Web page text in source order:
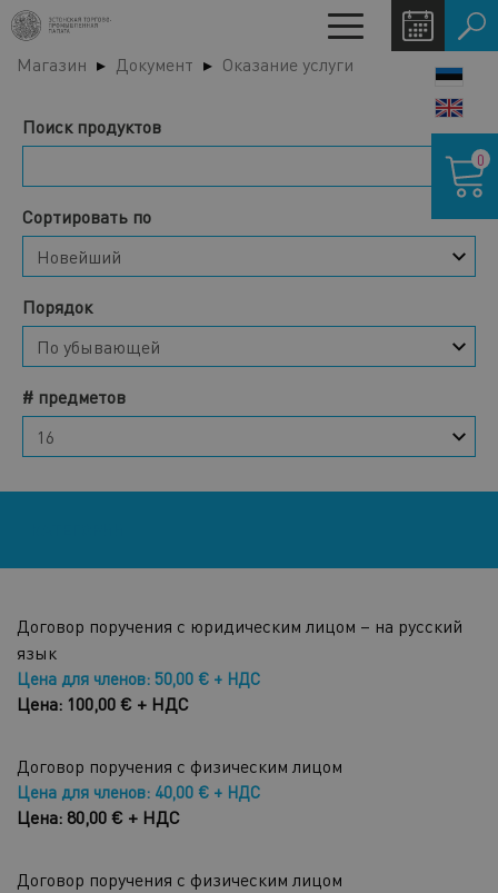
Перейти
основному
Toggle
navigation
Магазин Документ Оказание услуги
Поиск продуктов
Сортировать по
Порядок
# предметов
Договор поручения с юридическим лицом – на русский
язык
Цена для членов: 50,00 € + НДС
Цена: 100,00 € + НДС
Договор поручения с физическим лицом
Цена для членов: 40,00 € + НДС
Цена: 80,00 € + НДС
Договор поручения с физическим лицом
Корзина
0